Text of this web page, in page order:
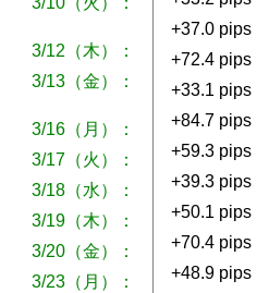
3/12（木）：
3/13（金）：
3/16（月）：
3/17（火）：
3/18（水）：
3/19（木）：
3/20（金）：
3/23（月）：
+37.0 pips
+72.4 pips
+33.1 pips
+84.7 pips
+59.3 pips
+39.3 pips
+50.1 pips
+70.4 pips
+48.9 pips